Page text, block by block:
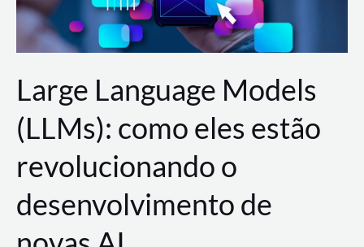
Large Language Models
(LLMs): como eles estão
revolucionando o
desenvolvimento de